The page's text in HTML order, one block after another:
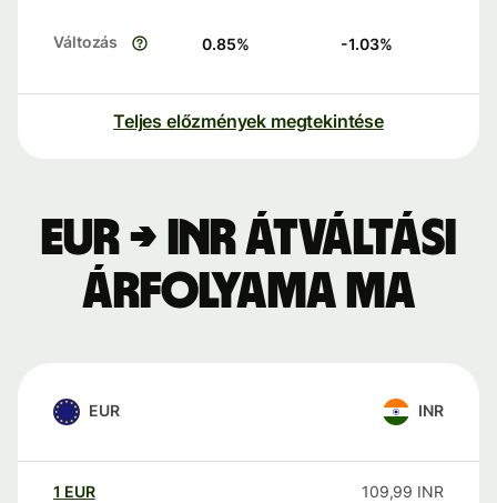
Változás 0.85% -1.03%
Teljes előzmények megtekintése
EUR → INR átváltási
árfolyama ma
EUR INR
1 EUR 109,99 INR